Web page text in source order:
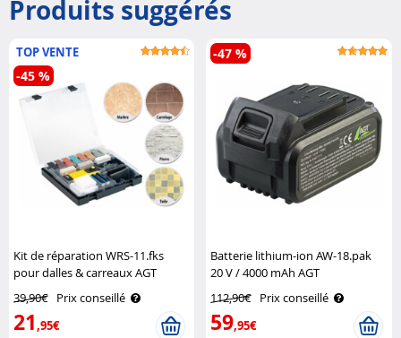
Produits suggérés
TOP VENTE
Kit de réparation WRS-11.fks
pour dalles & carreaux AGT
39,90€ Prix conseillé
21,95€
-45 %
Batterie lithium-ion AW-18.pak
20 V / 4000 mAh AGT
112,90€ Prix conseillé
59,95€
-47 %